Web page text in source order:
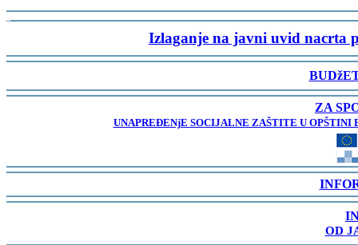
-
Izlaganje na javni uvid nacrta
-
-
ZA
UNAPREĐENjE SOCIJALNE ZAŠTITE U OPŠTINI
-
-
OD